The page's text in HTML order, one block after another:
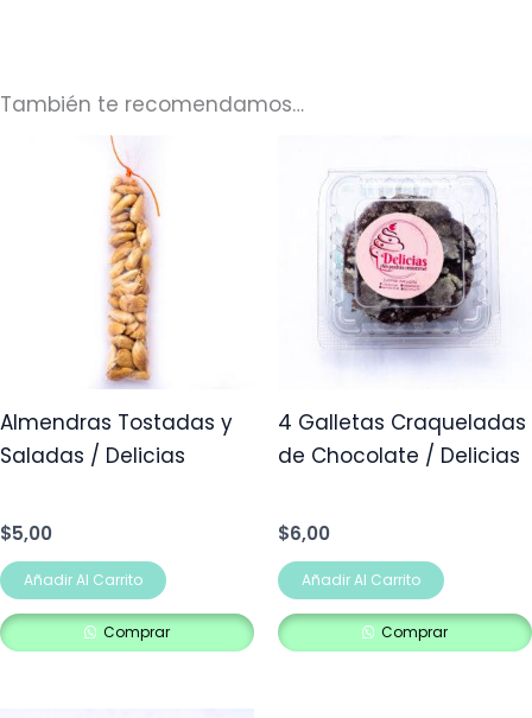
También te recomendamos…
Almendras Tostadas y
Saladas / Delicias
$5,00
Añadir Al Carrito
Comprar
4 Galletas Craqueladas
de Chocolate / Delicias
$6,00
Añadir Al Carrito
Comprar